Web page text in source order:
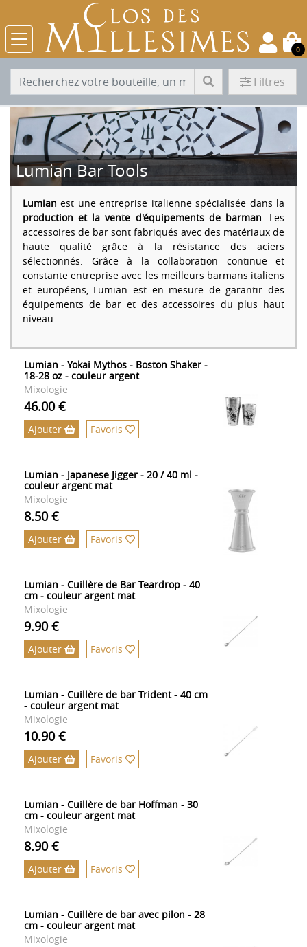
0
Filtres
Lumian Bar Tools
Lumianest une entreprise italienne spécialisée dans la
production et la vente d'équipements de barman. Les
accessoires de bar sont fabriqués avec des matériaux de
haute qualité grâce à la résistance des aciers
sélectionnés. Grâce à la collaboration continue et
constante entreprise avec les meilleurs barmans italiens
et européens, Lumian est en mesure de garantir des
équipements de bar et des accessoires du plus haut
niveau.
Lumian - Yokai Mythos - Boston Shaker -
18-28 oz - couleur argent
Mixologie
46.00 €
Ajouter Favoris
Lumian - Japanese Jigger - 20 / 40 ml -
couleur argent mat
Mixologie
8.50 €
Ajouter Favoris
Lumian - Cuillère de Bar Teardrop - 40
cm - couleur argent mat
Mixologie
9.90 €
Ajouter Favoris
Lumian - Cuillère de bar Trident - 40 cm
- couleur argent mat
Mixologie
10.90 €
Ajouter Favoris
Lumian - Cuillère de bar Hoffman - 30
cm - couleur argent mat
Mixologie
8.90 €
Ajouter Favoris
Lumian - Cuillère de bar avec pilon - 28
cm - couleur argent mat
Mixologie